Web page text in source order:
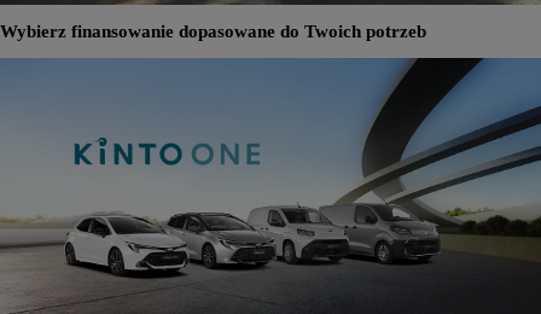
Wybierz finansowanie dopasowane do Twoich potrzeb